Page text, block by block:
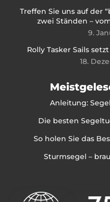
Treffen Sie uns auf der
zwei Ständen –
9.
Rolly Tasker Sails
18.
Anleitung:
Die besten
So holen Sie das
Sturmsegel –